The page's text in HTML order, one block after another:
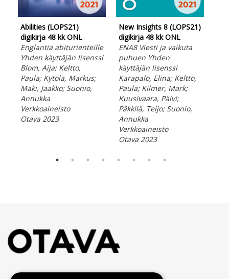
Abilities (LOPS21)
digikirja 48 kk ONL
Englantia abiturienteille
Yhden käyttäjän lisenssi
Blom, Aija; Keltto,
Paula; Kytölä, Markus;
Mäki, Jaakko; Suonio,
Annukka
Verkkoaineisto
Otava 2023
New Insights 8 (LOPS21)
digikirja 48 kk ONL
ENA8 Viesti ja vaikuta
puhuen Yhden
käyttäjän lisenssi
Karapalo, Elina; Keltto,
Paula; Kilmer, Mark;
Kuusivaara, Päivi;
Päkkilä, Teijo; Suonio,
Annukka
Verkkoaineisto
Otava 2023